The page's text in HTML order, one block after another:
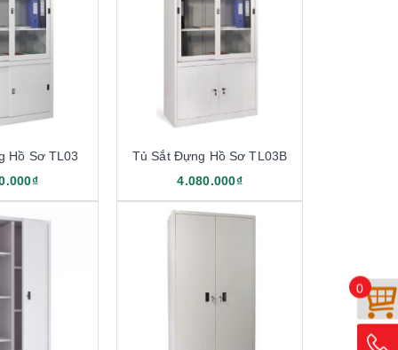
Hồ Sơ TL03
Tủ Sắt Đựng Hồ Sơ TL03B
4.080.000₫
0